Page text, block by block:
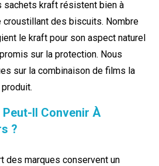
sachets kraft résistent bien à
croustillant des biscuits. Nombre
le kraft pour son aspect naturel
sur la protection. Nous
sur la combinaison de films la
Peut-Il Convenir À
?
des marques conservent un